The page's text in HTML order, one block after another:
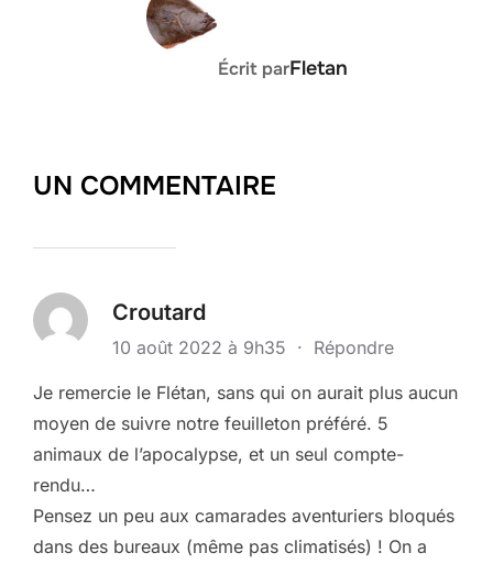
Écrit parFletan
UN COMMENTAIRE
Croutard
10 août 2022 à 9h35 · Répondre
Je remercie le Flétan, sans qui on aurait plus aucun
moyen de suivre notre feuilleton préféré. 5
animaux de l’apocalypse, et un seul compte-
rendu…
Pensez un peu aux camarades aventuriers bloqués
dans des bureaux (même pas climatisés) ! On a